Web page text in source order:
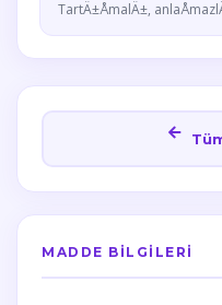
TartÄ±ÅmalÄ±,
MADDE BILGILERI